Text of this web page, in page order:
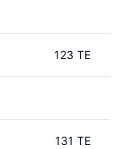
123 TE
131 TE